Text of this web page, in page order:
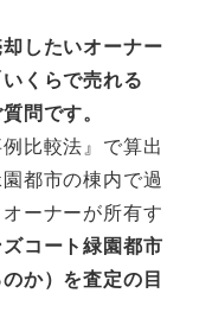
却したいオーナー
くらで売れる
問です。
比較法』で算出
都市の棟内で過
ーナーが所有す
ズコート緑園都市
か）を査定の目